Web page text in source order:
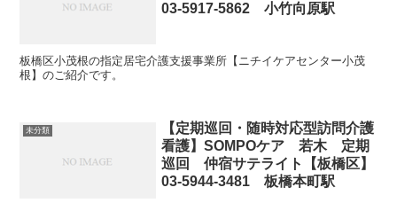
03-5917-5862 小竹向原駅
板橋区小茂根の指定居宅介護支援事業所【ニチイケアセンター小茂
根】のご紹介です。
未分類
【定期巡回・随時対応型訪問介護
看護】SOMPOケア 若木 定期
巡回 仲宿サテライト【板橋区】
03-5944‐3481 板橋本町駅